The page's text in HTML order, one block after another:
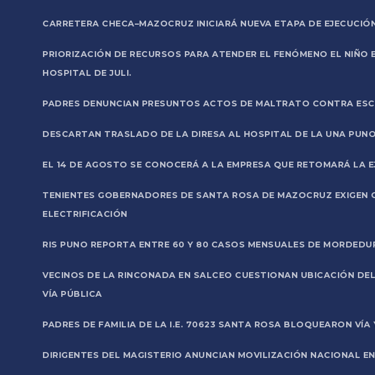
CARRETERA CHECA–MAZOCRUZ INICIARÁ NUEVA ETAPA DE
PRIORIZACIÓN DE RECURSOS PARA ATENDER EL FENÓMENO EL
HOSPITAL DE JULI.
PADRES DENUNCIAN PRESUNTOS ACTOS DE MALTRATO CONTRA
DESCARTAN TRASLADO DE LA DIRESA AL HOSPITAL DE LA UNA
EL 14 DE AGOSTO SE CONOCERÁ A LA EMPRESA QUE RETOMARÁ LA
TENIENTES GOBERNADORES DE SANTA ROSA DE MAZOCRUZ
ELECTRIFICACIÓN
RIS PUNO REPORTA ENTRE 60 Y 80 CASOS MENSUALES DE
VECINOS DE LA RINCONADA EN SALCEO CUESTIONAN UBICACIÓN
VÍA PÚBLICA
PADRES DE FAMILIA DE LA I.E. 70623 SANTA ROSA BLOQUEARON VÍA
DIRIGENTES DEL MAGISTERIO ANUNCIAN MOVILIZACIÓN NACIONAL